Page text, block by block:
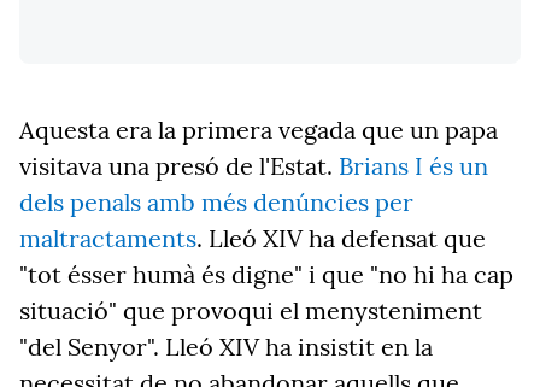
Aquesta era la primera vegada que un papa
visitava una presó de l'Estat. Brians I és un
dels penals amb més denúncies per
maltractaments. Lleó XIV ha defensat que
"tot ésser humà és digne" i que "no hi ha cap
situació" que provoqui el menysteniment
"del Senyor". Lleó XIV ha insistit en la